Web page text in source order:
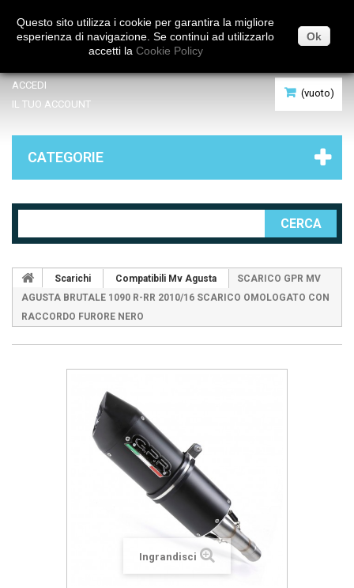
(vuoto)
ACCEDI
IL TUO ACCOUNT
CATEGORIE
CERCA
Scarichi Compatibili Mv Agusta
SCARICO GPR MV
AGUSTA BRUTALE 1090 R-RR 2010/16 SCARICO OMOLOGATO CON
RACCORDO FURORE NERO
Ingrandisci
Questo sito utilizza i cookie per garantira la migliore
esperienza di navigazione. Se continui ad utilizzarlo
accetti la Cookie Policy
Ok